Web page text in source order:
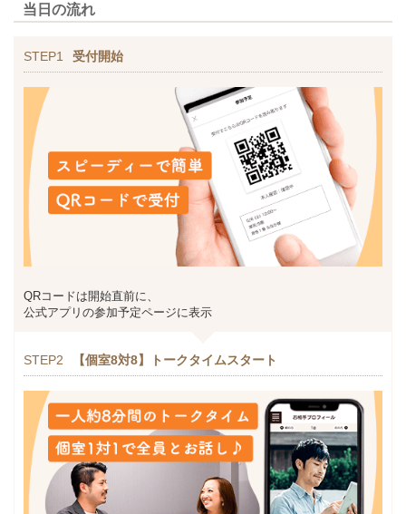
当日の流れ
STEP1 受付開始
QRコードは開始直前に、
公式アプリの参加予定ページに表示
STEP2 【個室8対8】トークタイムスタート